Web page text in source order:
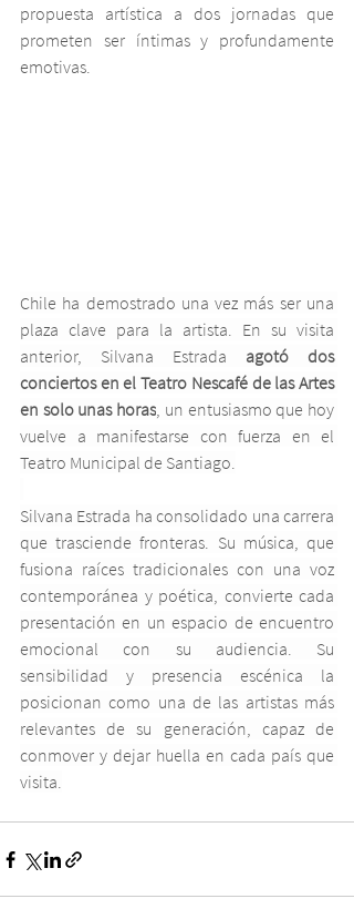
propuesta artística a dos jornadas que
prometen ser íntimas y profundamente
emotivas.
Chile ha demostrado una vez más ser una
plaza clave para la artista. En su visita
anterior, Silvana Estrada agotó dos
conciertos en el Teatro Nescafé de las Artes
en solo unas horas, un entusiasmo que hoy
vuelve a manifestarse con fuerza en el
Teatro Municipal de Santiago.
Silvana Estrada ha consolidado una carrera
que trasciende fronteras. Su música, que
fusiona raíces tradicionales con una voz
contemporánea y poética, convierte cada
presentación en un espacio de encuentro
emocional con su audiencia. Su
sensibilidad y presencia escénica la
posicionan como una de las artistas más
relevantes de su generación, capaz de
conmover y dejar huella en cada país que
visita.